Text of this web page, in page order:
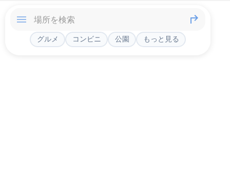
グルメ コンビニ 公園 もっと見る